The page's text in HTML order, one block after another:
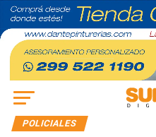
POLICIALES